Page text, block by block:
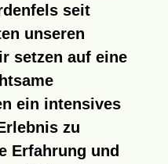
seit
unseren
setzen auf eine
ein intensives
zu
Erfahrung und